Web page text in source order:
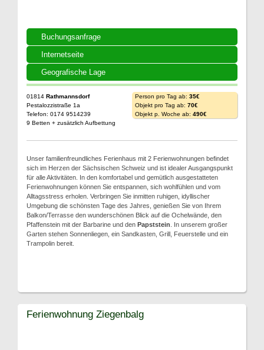
Buchungsanfrage
Internetseite
Geografische Lage
01814 Rathmannsdorf
Pestalozzistraße 1a
Telefon: 0174 9514239
9 Betten + zusätzlich Aufbettung
Person pro Tag ab: 35€
Objekt pro Tag ab: 70€
Objekt p. Woche ab: 490€
Unser familienfreundliches Ferienhaus mit 2 Ferienwohnungen befindet
sich im Herzen der Sächsischen Schweiz und ist idealer Ausgangspunkt
für alle Aktivitäten. In den komfortabel und gemütlich ausgestatteten
Ferienwohnungen können Sie entspannen, sich wohlfühlen und vom
Alltagsstress erholen. Verbringen Sie inmitten ruhigen, idyllischer
Umgebung die schönsten Tage des Jahres, genießen Sie von Ihrem
Balkon/Terrasse den wunderschönen Blick auf die Ochelwände, den
Pfaffenstein mit der Barbarine und den Papststein . In unserem großer
Garten stehen Sonnenliegen, ein Sandkasten, Grill, Feuerstelle und ein
Trampolin bereit.
Ferienwohnung Ziegenbalg